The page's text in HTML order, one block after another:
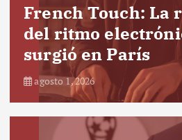
French Touch: La
del ritmo
surgió en París
agosto 1, 2026